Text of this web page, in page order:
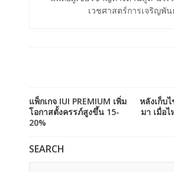
เวชศาสตร์การเจริญพัน
แพ็กเกจ IUI PREMIUM เพิ่ม
โอกาสตั้งครรภ์สูงขึ้น 15-
20%
หลังเก็บ
มา เมื่อ
SEARCH